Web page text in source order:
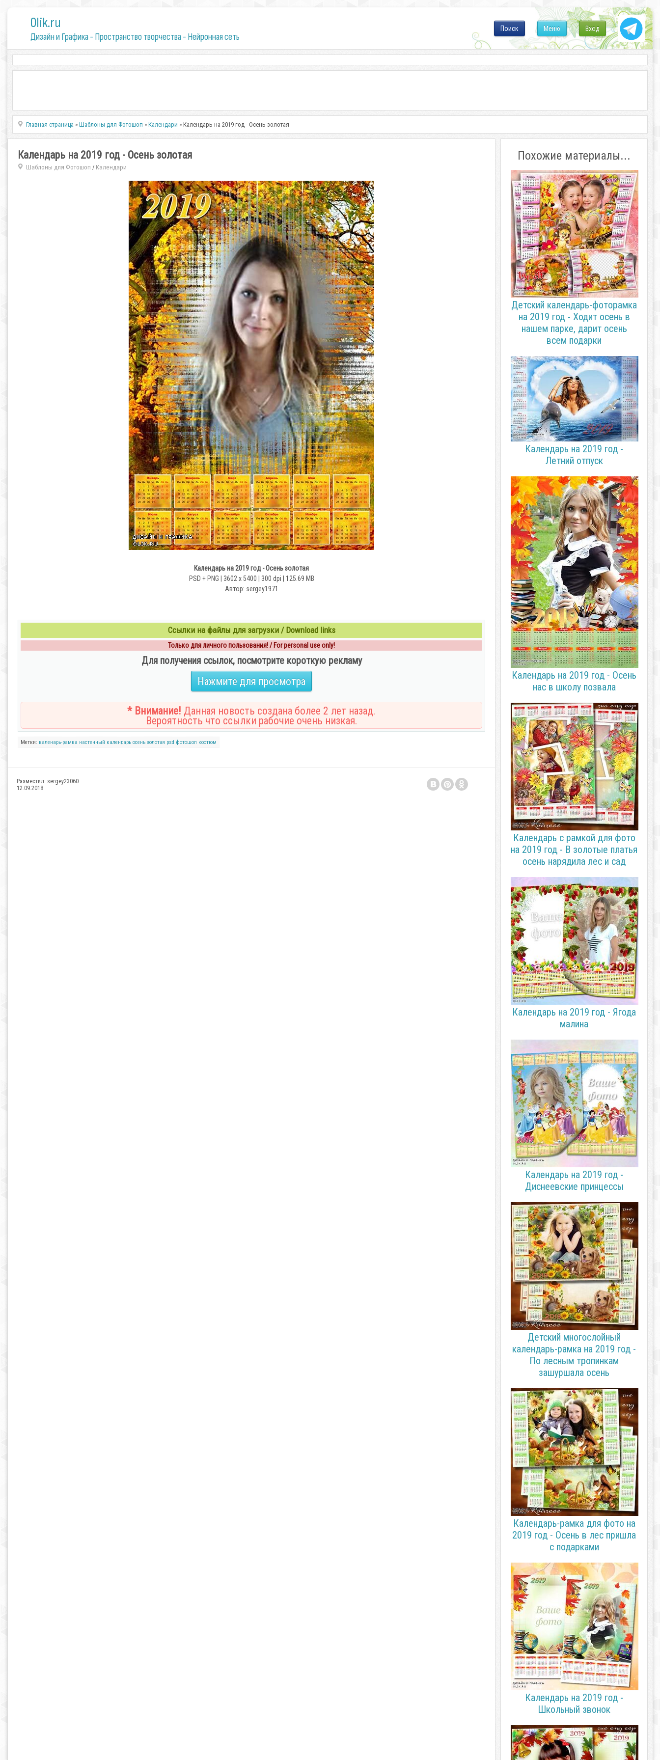
0lik.ru
Дизайн и Графика - Пространство творчества - Нейронная сеть
Вход
Меню
Поиск
Главная страница »Шаблоны для Фотошоп »Календари » Календарь на 2019 год - Осень золотая
Календарь на 2019 год - Осень золотая
Шаблоны для Фотошоп / Календари
Календарь на 2019 год - Осень золотая
PSD + PNG | 3602 x 5400 | 300 dpi | 125.69 MB
Автор: sergey1971
Ссылки на файлы для загрузки / Download links
Только для личного пользования! / For personal use only!
Для получения ссылок, посмотрите короткую рекламу
Нажмите для просмотра
* Внимание! Данная новость создана более 2 лет назад.
Вероятность что ссылки рабочие очень низкая.
Метки: каленарь-рамка настенный календарь осень золотая psd фотошоп костюм
Разместил: sergey23060
12.09.2018
Похожие материалы...
Детский календарь-фоторамка
на 2019 год - Ходит осень в
нашем парке, дарит осень
всем подарки
Календарь на 2019 год -
Летний отпуск
Календарь на 2019 год - Осень
нас в школу позвала
Календарь с рамкой для фото
на 2019 год - В золотые платья
осень нарядила лес и сад
Календарь на 2019 год - Ягода
малина
Календарь на 2019 год -
Диснеевские принцессы
Детский многослойный
календарь-рамка на 2019 год -
По лесным тропинкам
зашуршала осень
Календарь-рамка для фото на
2019 год - Осень в лес пришла
с подарками
Календарь на 2019 год -
Школьный звонок